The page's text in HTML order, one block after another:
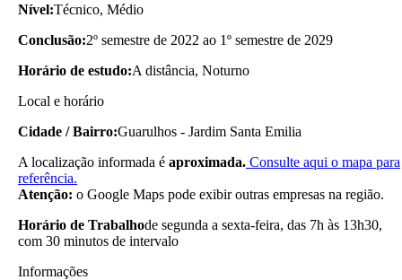
Nível:Técnico, Médio
Conclusão:2º semestre de 2022 ao 1º semestre de 2029
Horário de estudo:A distância, Noturno
Local e horário
Cidade / Bairro:Guarulhos - Jardim Santa Emilia
A localização informada é aproximada. Consulte aqui o mapa para
referência.
Atenção: o Google Maps pode exibir outras empresas na região.
Horário de Trabalhode segunda a sexta-feira, das 7h às 13h30,
com 30 minutos de intervalo
Informações